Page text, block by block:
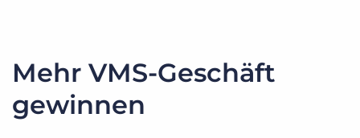
Mehr VMS-Geschäft
gewinnen